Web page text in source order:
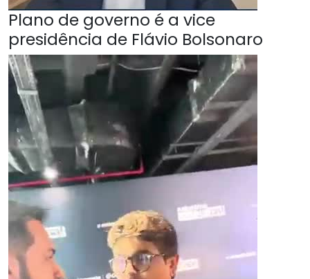
Plano de governo é a vice
presidência de Flávio Bolsonaro